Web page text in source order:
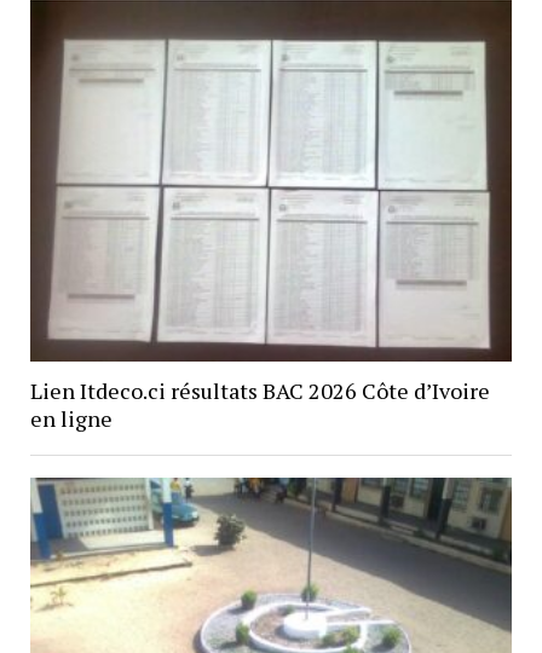
Lien Itdeco.ci résultats BAC 2026 Côte d’Ivoire
en ligne